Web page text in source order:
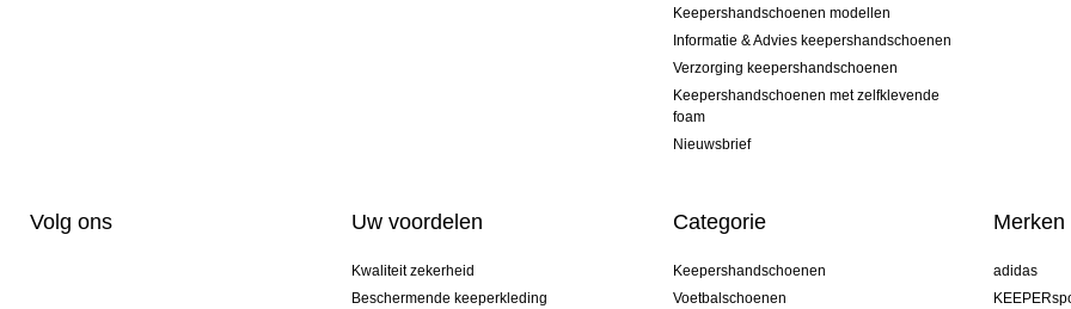
Keepershandschoenen modellen
Informatie & Advies keepershandschoenen
Verzorging keepershandschoenen
Keepershandschoenen met zelfklevende
foam
Nieuwsbrief
Volg ons Uw voordelen
Kwaliteit zekerheid
Beschermende keeperkleding
Categorie
Keepershandschoenen
Voetbalschoenen
Merken
adidas